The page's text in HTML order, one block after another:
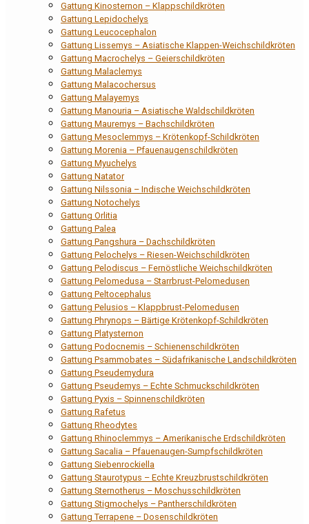
Gattung Kinosternon – Klappschildkröten
Gattung Lepidochelys
Gattung Leucocephalon
Gattung Lissemys – Asiatische Klappen-Weichschildkröten
Gattung Macrochelys – Geierschildkröten
Gattung Malaclemys
Gattung Malacochersus
Gattung Malayemys
Gattung Manouria – Asiatische Waldschildkröten
Gattung Mauremys – Bachschildkröten
Gattung Mesoclemmys – Krötenkopf-Schildkröten
Gattung Morenia – Pfauenaugenschildkröten
Gattung Myuchelys
Gattung Natator
Gattung Nilssonia – Indische Weichschildkröten
Gattung Notochelys
Gattung Orlitia
Gattung Palea
Gattung Pangshura – Dachschildkröten
Gattung Pelochelys – Riesen-Weichschildkröten
Gattung Pelodiscus – Fernöstliche Weichschildkröten
Gattung Pelomedusa – Starrbrust-Pelomedusen
Gattung Peltocephalus
Gattung Pelusios – Klappbrust-Pelomedusen
Gattung Phrynops – Bärtige Krötenkopf-Schildkröten
Gattung Platysternon
Gattung Podocnemis – Schienenschildkröten
Gattung Psammobates – Südafrikanische Landschildkröten
Gattung Pseudemydura
Gattung Pseudemys – Echte Schmuckschildkröten
Gattung Pyxis – Spinnenschildkröten
Gattung Rafetus
Gattung Rheodytes
Gattung Rhinoclemmys – Amerikanische Erdschildkröten
Gattung Sacalia – Pfauenaugen-Sumpfschildkröten
Gattung Siebenrockiella
Gattung Staurotypus – Echte Kreuzbrustschildkröten
Gattung Sternotherus – Moschusschildkröten
Gattung Stigmochelys – Pantherschildkröten
Gattung Terrapene – Dosenschildkröten